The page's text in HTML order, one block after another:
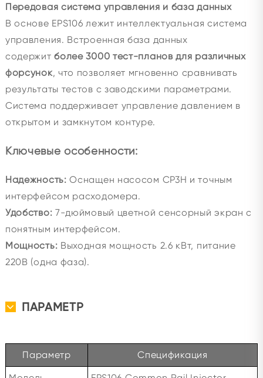
Передовая система управления и база данных
В основе EPS106 лежит интеллектуальная система
управления. Встроенная база данных
содержитболее 3000 тест-планов для различных
форсунок, что позволяет мгновенно сравнивать
результаты тестов с заводскими параметрами.
Система поддерживает управление давлением в
открытом и замкнутом контуре.
Ключевые особенности:
Надежность: Оснащен насосом CP3H и точным
интерфейсом расходомера.
Удобство: 7-дюймовый цветной сенсорный экран с
понятным интерфейсом.
Мощность: Выходная мощность 2.6 кВт, питание
220В (одна фаза).
ПАРАМЕТР
Параметр Спецификация